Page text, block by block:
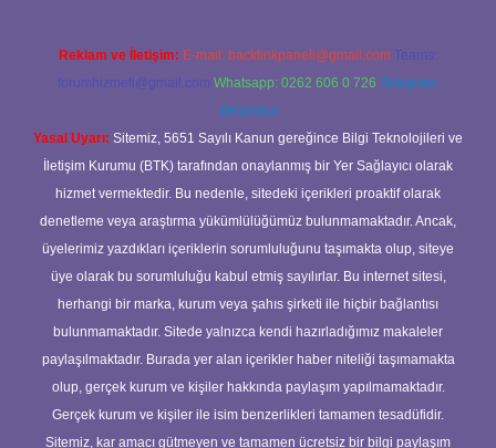
Reklam ve İletişim: E-mail: backlinkpaneli@gmail.com Teams:
forumhizmeti@gmail.com Whatsapp: 0262 606 0 726 Telegram:
@karabul
Yasal Uyarı: Sitemiz, 5651 Sayılı Kanun gereğince Bilgi Teknolojileri ve
İletişim Kurumu (BTK) tarafından onaylanmış bir Yer Sağlayıcı olarak
hizmet vermektedir. Bu nedenle, sitedeki içerikleri proaktif olarak
denetleme veya araştırma yükümlülüğümüz bulunmamaktadır. Ancak,
üyelerimiz yazdıkları içeriklerin sorumluluğunu taşımakta olup, siteye
üye olarak bu sorumluluğu kabul etmiş sayılırlar. Bu internet sitesi,
herhangi bir marka, kurum veya şahıs şirketi ile hiçbir bağlantısı
bulunmamaktadır. Sitede yalnızca kendi hazırladığımız makaleler
paylaşılmaktadır. Burada yer alan içerikler haber niteliği taşımamakta
olup, gerçek kurum ve kişiler hakkında paylaşım yapılmamaktadır.
Gerçek kurum ve kişiler ile isim benzerlikleri tamamen tesadüfidir.
Sitemiz, kar amacı gütmeyen ve tamamen ücretsiz bir bilgi paylaşım